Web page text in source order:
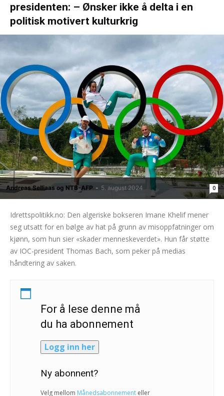
presidenten: – Ønsker ikke å delta i en
politisk motivert kulturkrig
Andreas Selliaas og NTB-AFP - 5. august 2024 0
Idrettspolitikk.no: Den algeriske bokseren Imane Khelif mener
seg utsatt for en bølge av hat på grunn av misoppfatninger om
kjønn, som hun sier «skader menneskeverdet». Hun får støtte
av IOC-president Thomas Bach, som peker på medias
håndtering av saken.
For å lese denne må
du ha abonnement
Logg inn her
Ny abonnent?
Velg mellom Månedsabonnement eller